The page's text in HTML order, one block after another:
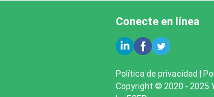
Conecte en línea
Política de privacidad
Copyright © 2020 - 2025